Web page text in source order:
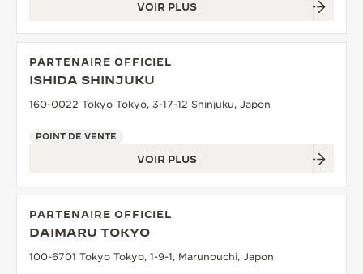
VOIR PLUS
PARTENAIRE OFFICIEL
ISHIDA SHINJUKU
160-0022 Tokyo Tokyo, 3-17-12 Shinjuku, Japon
POINT DE VENTE
VOIR PLUS
PARTENAIRE OFFICIEL
DAIMARU TOKYO
100-6701 Tokyo Tokyo, 1-9-1, Marunouchi, Japon